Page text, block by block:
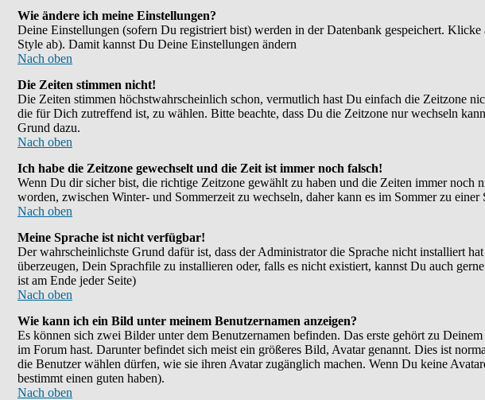
Wie ändere ich meine Einstellungen?
Deine Einstellungen (sofern Du registriert bist) werden in der Datenbank gespeichert. Klicke
Style ab). Damit kannst Du Deine Einstellungen ändern
Nach oben
Die Zeiten stimmen nicht!
Die Zeiten stimmen höchstwahrscheinlich schon, vermutlich hast Du einfach die Zeitzone
die für Dich zutreffend ist, zu wählen. Bitte beachte, dass Du die Zeitzone nur wechseln
Grund dazu.
Nach oben
Ich habe die Zeitzone gewechselt und die Zeit ist immer noch falsch!
Wenn Du dir sicher bist, die richtige Zeitzone gewählt zu haben und die Zeiten immer noch
worden, zwischen Winter- und Sommerzeit zu wechseln, daher kann es im Sommer zu
Nach oben
Meine Sprache ist nicht verfügbar!
Der wahrscheinlichste Grund dafür ist, dass der Administrator die Sprache nicht installiert
überzeugen, Dein Sprachfile zu installieren oder, falls es nicht existiert, kannst Du auch
ist am Ende jeder Seite)
Nach oben
Wie kann ich ein Bild unter meinem Benutzernamen anzeigen?
Es können sich zwei Bilder unter dem Benutzernamen befinden. Das erste gehört zu
im Forum hast. Darunter befindet sich meist ein größeres Bild, Avatar genannt. Dies ist
die Benutzer wählen dürfen, wie sie ihren Avatar zugänglich machen. Wenn Du keine
bestimmt einen guten haben).
Nach oben